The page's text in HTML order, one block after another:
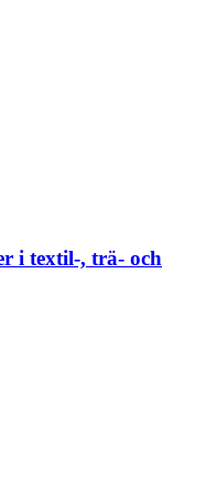
i textil-, trä- och